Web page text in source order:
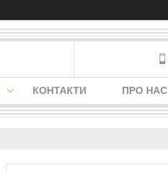
КОНТАКТИ ПРО НАС